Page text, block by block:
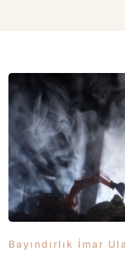
Bayındırlık İmar